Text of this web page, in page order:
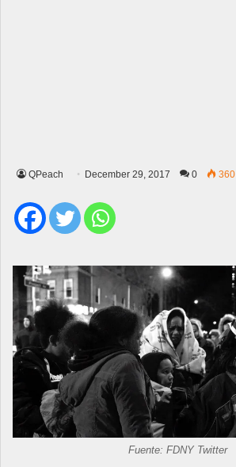
QPeach December 29, 2017 0 360
Fuente: FDNY Twitter